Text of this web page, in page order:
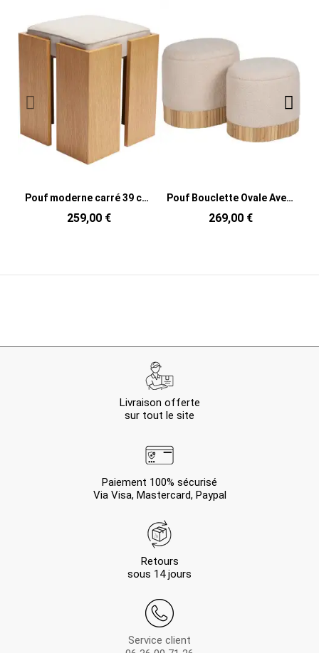
Pouf moderne carré 39 cm en Bois MDF Naturel Placage chêne Tissu Sable Forma
259,00 €
Pouf Bouclette Ovale Avec coffre de rangement Tissu Blanc crème Bouclé Bois de pin Naturel Bois MDF Doreta (Lot de 2)
269,00 €
Livraison offerte
sur tout le site
Paiement 100% sécurisé
Via Visa, Mastercard, Paypal
Retours
sous 14 jours
Service client